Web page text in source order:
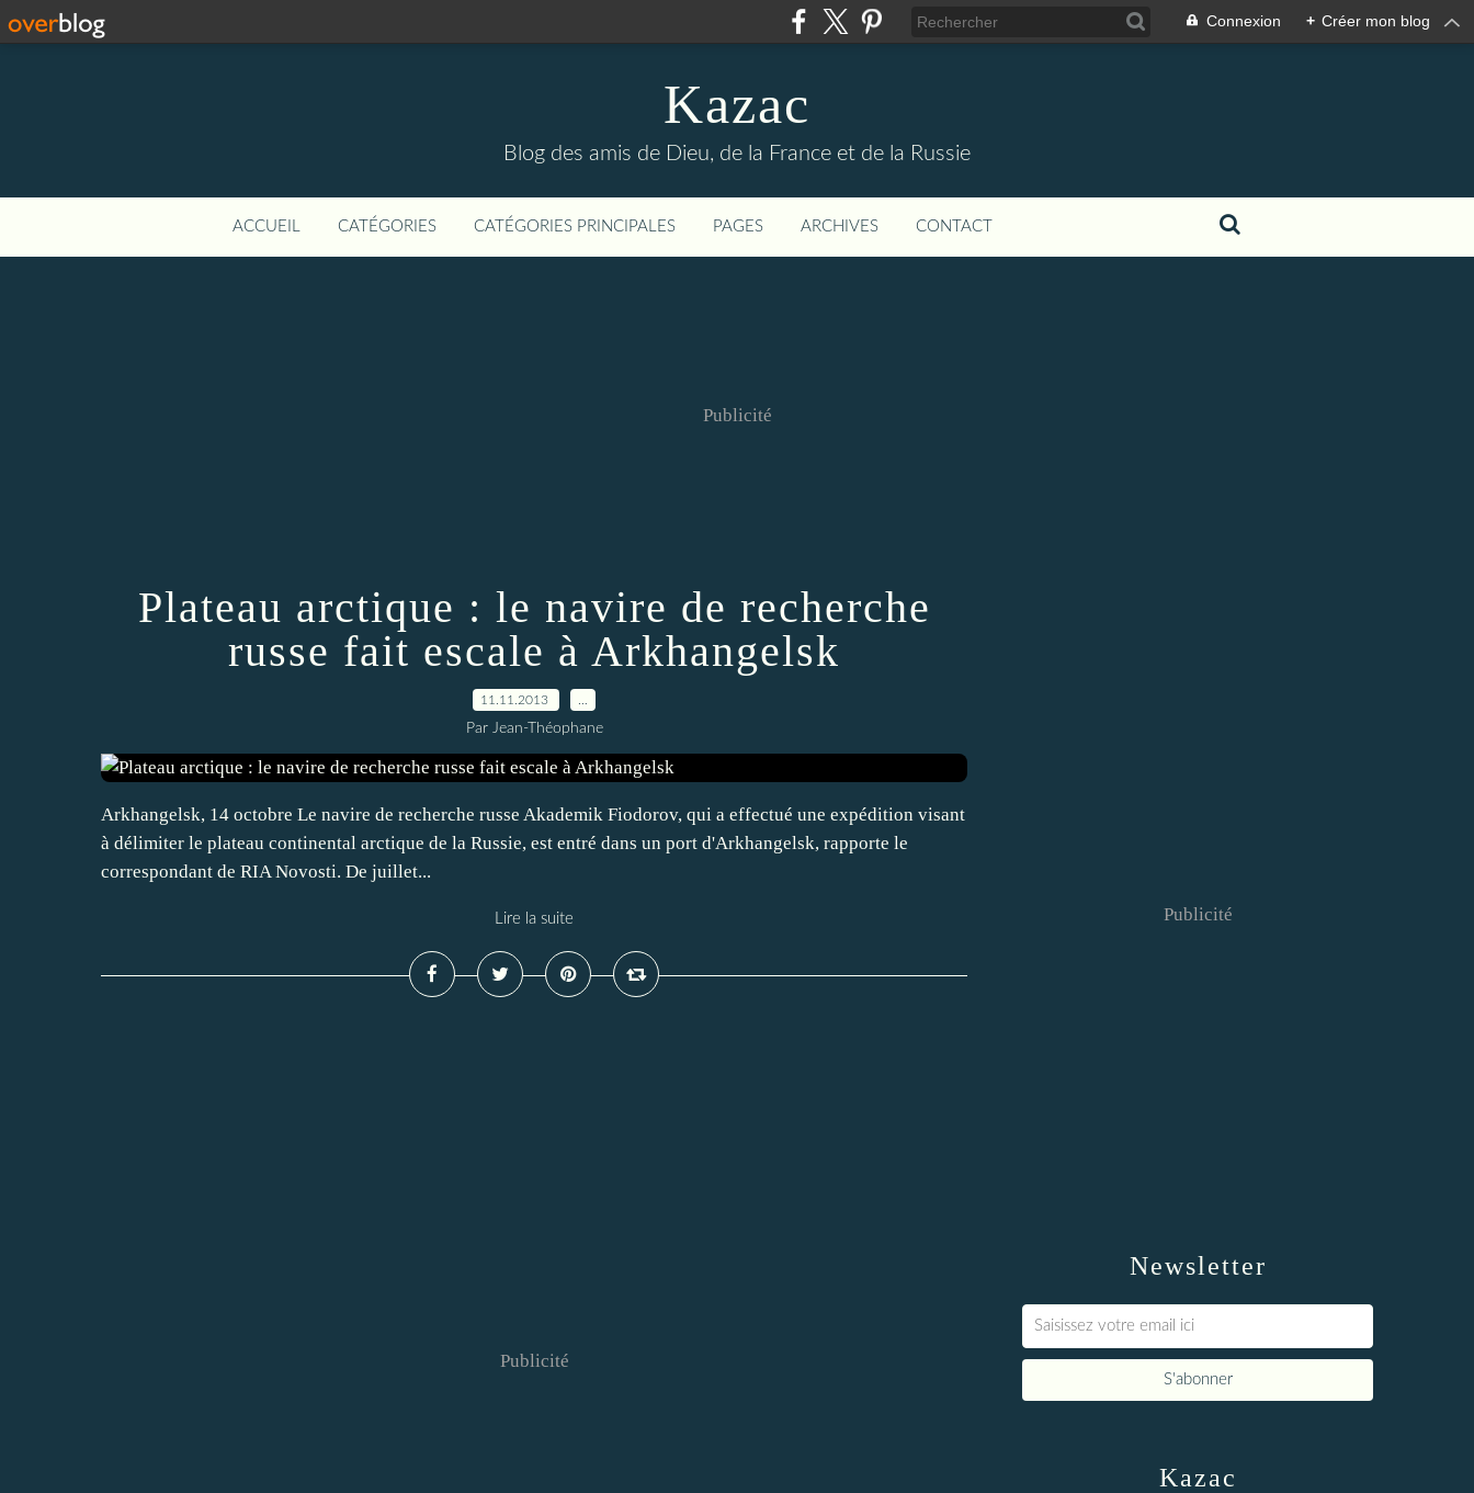
Connexion + Créer mon blog
Kazac
Blog des amis de Dieu, de la France et de la Russie
ACCUEIL CATÉGORIES CATÉGORIES PRINCIPALES PAGES ARCHIVES CONTACT
Publicité
Plateau arctique : le navire de recherche
russe fait escale à Arkhangelsk
11.11.2013
Par Jean-Théophane
Arkhangelsk, 14 octobre Le navire de recherche russe Akademik Fiodorov, qui a effectué une expédition visant
à délimiter le plateau continental arctique de la Russie, est entré dans un port d'Arkhangelsk, rapporte le
correspondant de RIA Novosti. De juillet...
Lire la suite
Publicité
Newsletter
Publicité
Kazac